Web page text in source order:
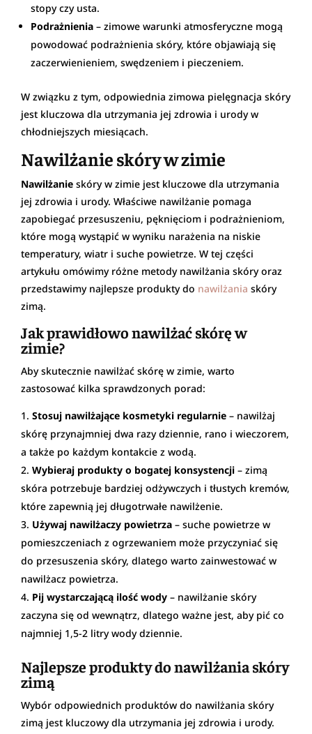
stopy czy usta.
Podrażnienia – zimowe warunki atmosferyczne mogą
powodować podrażnienia skóry, które objawiają się
zaczerwienieniem, swędzeniem i pieczeniem.
W związku z tym, odpowiednia zimowa pielęgnacja skóry
jest kluczowa dla utrzymania jej zdrowia i urody w
chłodniejszych miesiącach.
Nawilżanie skóry w zimie
Nawilżanie skóry w zimie jest kluczowe dla utrzymania
jej zdrowia i urody. Właściwe nawilżanie pomaga
zapobiegać przesuszeniu, pęknięciom i podrażnieniom,
które mogą wystąpić w wyniku narażenia na niskie
temperatury, wiatr i suche powietrze. W tej części
artykułu omówimy różne metody nawilżania skóry oraz
przedstawimy najlepsze produkty do nawilżania skóry
zimą.
Jak prawidłowo nawilżać skórę w
zimie?
Aby skutecznie nawilżać skórę w zimie, warto
zastosować kilka sprawdzonych porad:
Stosuj nawilżające kosmetyki regularnie – nawilżaj
skórę przynajmniej dwa razy dziennie, rano i wieczorem,
a także po każdym kontakcie z wodą.
Wybieraj produkty o bogatej konsystencji – zimą
skóra potrzebuje bardziej odżywczych i tłustych kremów,
które zapewnią jej długotrwałe nawilżenie.
Używaj nawilżaczy powietrza – suche powietrze w
pomieszczeniach z ogrzewaniem może przyczyniać się
do przesuszenia skóry, dlatego warto zainwestować w
nawilżacz powietrza.
Pij wystarczającą ilość wody – nawilżanie skóry
zaczyna się od wewnątrz, dlatego ważne jest, aby pić co
najmniej 1,5-2 litry wody dziennie.
Najlepsze produkty do nawilżania skóry
zimą
Wybór odpowiednich produktów do nawilżania skóry
zimą jest kluczowy dla utrzymania jej zdrowia i urody.